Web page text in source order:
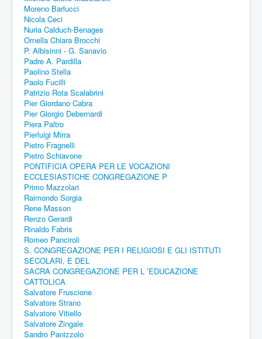
Moreno Barlucci
Nicola Ceci
Nuria Calduch-Benages
Ornella Chiara Brocchi
P. Albisinni - G. Sanavio
Padre A. Pardilla
Paolino Stella
Paolo Fucilli
Patrizio Rota Scalabrini
Pier Giordano Cabra
Pier Giorgio Debernardi
Piera Paltro
Pierluigi Mirra
Pietro Fragnelli
Pietro Schiavone
PONTIFICIA OPERA PER LE VOCAZIONI
ECCLESIASTICHE CONGREGAZIONE P
Primo Mazzolari
Raimondo Sorgia
Rene Masson
Renzo Gerardi
Rinaldo Fabris
Romeo Panciroli
S. CONGREGAZIONE PER I RELIGIOSI E GLI ISTITUTI
SECOLARI, E DEL
SACRA CONGREGAZIONE PER L ’EDUCAZIONE
CATTOLICA
Salvatore Fruscione
Salvatore Strano
Salvatore Vitiello
Salvatore Zingale
Sandro Panizzolo